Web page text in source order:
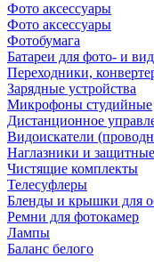
Фото аксессуары
Фото аксессуары
Фотобумага
Батареи для фото- и
Переходники,
Зарядные устройства
Микрофоны студийные
Дистанционное
Видоискатели
Наглазники и
Чистящие комплекты
Телесуфлеры
Бленды и крышки для
Ремни для фотокамер
Лампы
Баланс белого